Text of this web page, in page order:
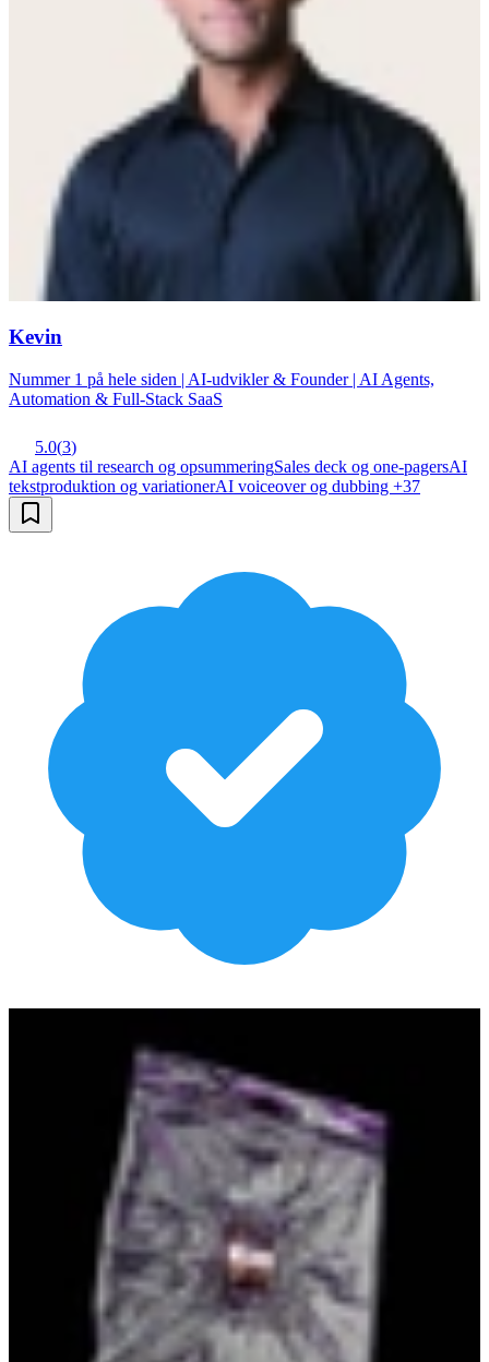
Kevin
Nummer 1 på hele siden | AI-udvikler & Founder | AI Agents,
Automation & Full-Stack SaaS
5.0(3)
AI agents til research og opsummeringSales deck og one-pagersAI
tekstproduktion og variationerAI voiceover og dubbing +37